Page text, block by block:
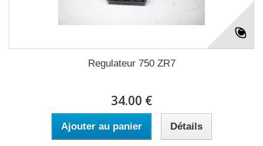
Regulateur 750 ZR7
34.00 €
Ajouter au panier Détails